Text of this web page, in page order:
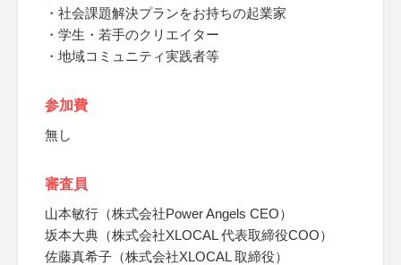
・社会課題解決プランをお持ちの起業家
・学生・若手のクリエイター
・地域コミュニティ実践者等
参加費
無し
審査員
山本敏行（株式会社Power Angels CEO）
坂本大典（株式会社XLOCAL 代表取締役COO）
佐藤真希子（株式会社XLOCAL 取締役）